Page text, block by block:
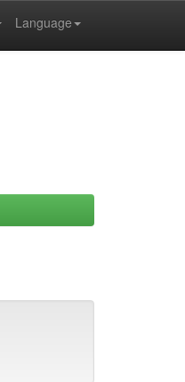
Language